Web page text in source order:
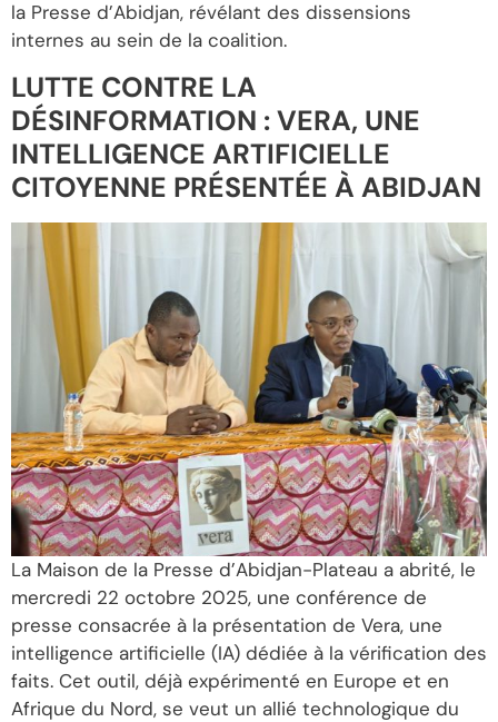
la Presse d’Abidjan, révélant des dissensions
internes au sein de la coalition.
LUTTE CONTRE LA
DÉSINFORMATION : VERA, UNE
INTELLIGENCE ARTIFICIELLE
CITOYENNE PRÉSENTÉE À ABIDJAN
La Maison de la Presse d’Abidjan-Plateau a abrité, le
mercredi 22 octobre 2025, une conférence de
presse consacrée à la présentation de Vera, une
intelligence artificielle (IA) dédiée à la vérification des
faits. Cet outil, déjà expérimenté en Europe et en
Afrique du Nord, se veut un allié technologique du